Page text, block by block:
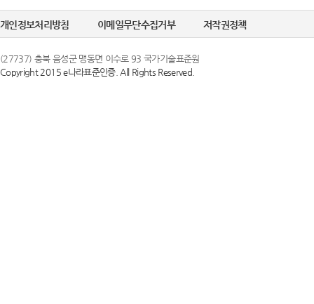
개인정보처리방침 이메일무단수집거부 저작권정책
(27737) 충북 음성군 맹동면 이수로 93 국가기술표준원
Copyright 2015 e나라표준인증. All Rights Reserved.